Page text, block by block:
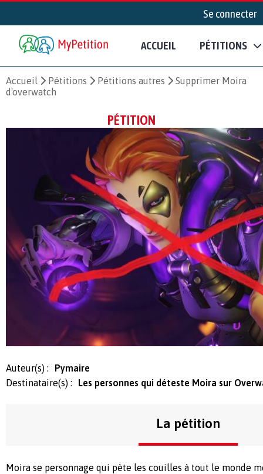
Se connecter
ACCUEIL PÉTITIONS
Accueil Pétitions Pétitions autres
Supprimer Moira
d'overwatch
PÉTITION
Auteur(s) :
Pymaire
Destinataire(s) :
Les personnes qui déteste Moira sur
La pétition
Moira se personnage qui pète les couilles à tout le monde